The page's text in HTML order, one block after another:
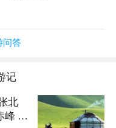
问答
记
北
峰 +